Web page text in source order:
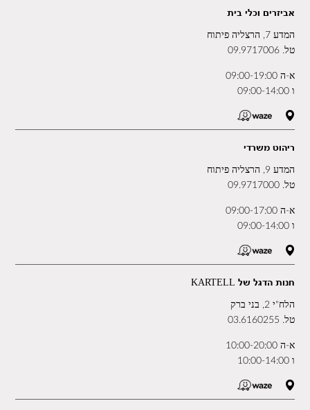
אביזרים וכלי בית
המדע 7, הרצליה פיתוח
טל.09.9717006
א-ה 09:00-19:00
ו 09:00-14:00
ריהוט משרדי
המדע 9, הרצליה פיתוח
טל.09.9717000
א-ה 09:00-17:00
ו 09:00-14:00
חנות הדגל של KARTELL
הלח"י 2, בני ברק
טל. 03.6160255
א-ה 10:00-20:00
ו 10:00-14:00